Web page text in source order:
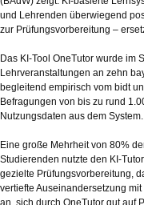
und Lehrenden überwiegend
zur Prüfungsvorbereitung –
Das KI-Tool OneTutor wurde im
Lehrveranstaltungen an zehn
begleitend empirisch vom bidt
Befragungen von bis zu rund
Nutzungsdaten aus dem System.
Eine große Mehrheit von 80%
Studierenden nutzte den KI-
gezielte Prüfungsvorbereitung,
vertiefte Auseinandersetzung
an, sich durch OneTutor gut auf